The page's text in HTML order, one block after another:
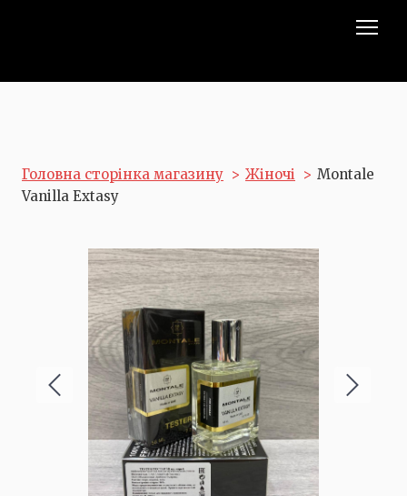
Головна сторінка магазину Жіночі
Montale
Vanilla Extasy